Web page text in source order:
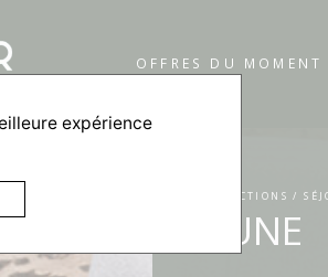
OFFRES DU MOMENT
COLLECTIONS /
DUNE
expérience